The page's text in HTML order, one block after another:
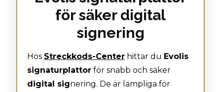
för säker digital
signering
Hos Streckkods-Center hittar du Evolis
signaturplattor för snabb och säker
digital signering. De är lämpliga för